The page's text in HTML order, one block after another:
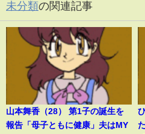
未分類の関連記事
山本舞香（28） 第1子の誕生を
報告「母子ともに健康」夫はMY